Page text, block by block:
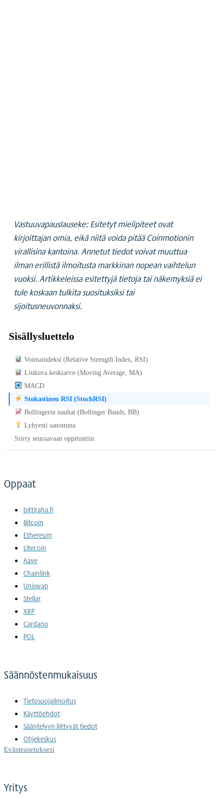
Vastuuvapauslauseke: Esitetyt mielipiteet ovat
kirjoittajan omia, eikä niitä voida pitää Coinmotionin
virallisina kantoina. Annetut tiedot voivat muuttua
ilman erillistä ilmoitusta markkinan nopean vaihtelun
vuoksi. Artikkeleissa esitettyjä tietoja tai näkemyksiä ei
tule koskaan tulkita suosituksiksi tai
sijoitusneuvonnaksi.
Sisällysluettelo
Voimaindeksi (Relative Strength Index, RSI)
Liukuva keskiarvo (Moving Average, MA)
MACD
Stokastinen RSI (StochRSI)
Bollingerin nauhat (Bollinger Bands, BB)
Lyhyesti sanottuna
Siirry seuraavaan oppituntiin
Oppaat
bittiraha.fi
Bitcoin
Ethereum
Litecoin
Aave
Chainlink
Uniswap
Stellar
XRP
Cardano
POL
Säännöstenmukaisuus
Tietosuojailmoitus
Käyttöehdot
Sääntelyyn liittyvät tiedot
Ohjekeskus
Evästeasetuksesi
Yritys